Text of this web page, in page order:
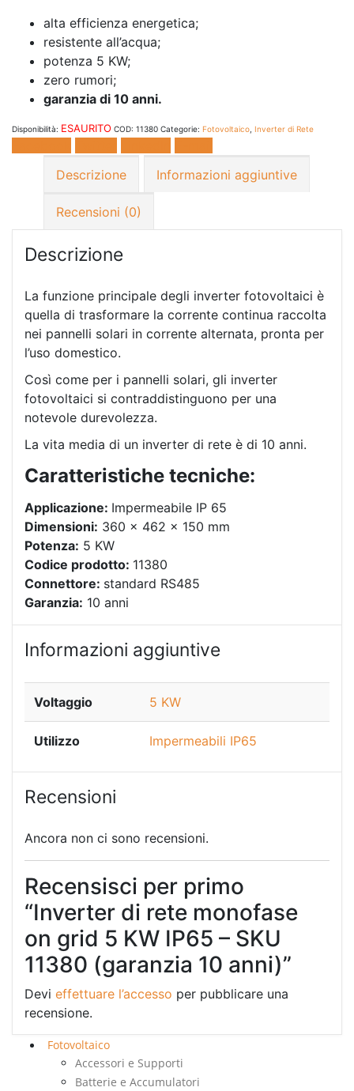
alta efficienza energetica;
resistente all’acqua;
potenza 5 KW;
zero rumori;
garanzia di 10 anni.
Disponibilità: ESAURITO COD: 11380 Categorie: Fotovoltaico Inverter di Rete
Descrizione
Informazioni aggiuntive
Recensioni (0)
Descrizione
La funzione principale degli inverter fotovoltaici è
quella di trasformare la corrente continua raccolta
nei pannelli solari in corrente alternata, pronta per
l’uso domestico.
Così come per i pannelli solari, gli inverter
fotovoltaici si contraddistinguono per una
notevole durevolezza.
La vita media di un inverter di rete è di 10 anni.
Caratteristiche tecniche:
Applicazione: Impermeabile IP 65
Dimensioni: 360 x 462 x 150 mm
Potenza: 5 KW
Codice prodotto: 11380
Connettore: standard RS485
Garanzia: 10 anni
Informazioni aggiuntive
Voltaggio 5 KW
Utilizzo Impermeabili IP65
Recensioni
Ancora non ci sono recensioni.
Recensisci per primo
“Inverter di rete monofase
on grid 5 KW IP65 – SKU
11380 (garanzia 10 anni)”
Devi effettuare l’accesso per pubblicare una
recensione.
Fotovoltaico
Accessori e Supporti
Batterie e Accumulatori